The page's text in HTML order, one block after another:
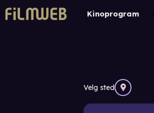
Kinoprogram
Velg sted